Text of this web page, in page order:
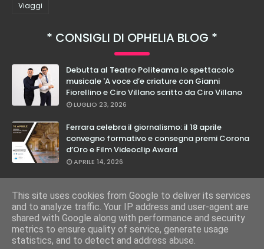
Viaggi
CONSIGLI DI OPHELIA BLOG
Debutta al Teatro Politeama lo spettacolo
musicale 'A voce d’e criature con Gianni
Fiorellino e Ciro Villano scritto da Ciro Villano
LUGLIO 23, 2026
Ferrara celebra il giornalismo: il 18 aprile
convegno formativo e consegna premi Corona
d’Oro e Film Videoclip Award
APRILE 14, 2026
con il suo nuovo spettacolo "E Loro Lo Sanno"
FEBBRAIO 17, 2026
This site uses cookies from Google to deliver its services
and to analyze traffic. Your IP address and user-agent are
shared with Google along with performance and security
metrics to ensure quality of service, generate usage
statistics, and to detect and address abuse.